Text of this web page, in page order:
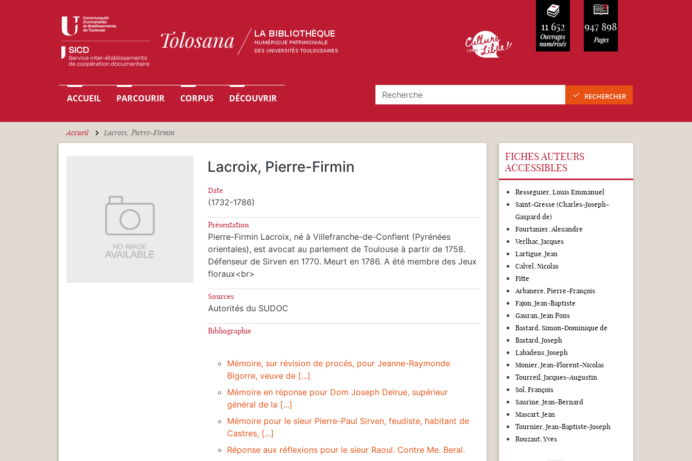
11 652 947 898
Navigation principale
ACCUEIL PARCOURIR CORPUS DÉCOUVRIR RECHERCHER
Accueil Lacroix, Pierre-Firmin
Lacroix, Pierre-Firmin
Date
(1732-1786)
Présentation
Pierre-Firmin Lacroix, né à Villefranche-de-Conflent (Pyrénées
orientales), est avocat au parlement de Toulouse à partir de 1758.
Défenseur de Sirven en 1770. Meurt en 1786. A été membre des Jeux
floraux<br>
Sources
Autorités du SUDOC
Bibliographie
Mémoire, sur révision de procés, pour Jeanne-Raymonde
Bigorre, veuve de [...]
Mémoire en réponse pour Dom Joseph Delrue, supérieur
général de la [...]
Mémoire pour le sieur Pierre-Paul Sirven, feudiste, habitant de
Castres, [...]
Réponse aux réflexions pour le sieur Raoul. Contre Me. Beral.
FICHES AUTEURS
ACCESSIBLES
Resseguier, Louis Emmanuel
Saint-Gresse (Charles-Joseph-
Gaspard de)
Fourtanier, Alexandre
Verlhac, Jacques
Lartigue, Jean
Calvel, Nicolas
Fitte
Arbanere, Pierre-François
Fajon, Jean-Baptiste
Gauran, Jean Pons
Bastard, Simon-Dominique de
Bastard, Joseph
Labadens, Joseph
Monier, Jean-Florent-Nicolas
Tourreil, Jacques-Augustin
Sol, François
Saurine, Jean-Bernard
Mascart, Jean
Tournier, Jean-Baptiste-Joseph
Rouzaut, Yves
Pagination